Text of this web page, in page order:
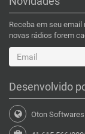
Receba em seu
novas rádios forem
Desenvolvido
Oton Softwares